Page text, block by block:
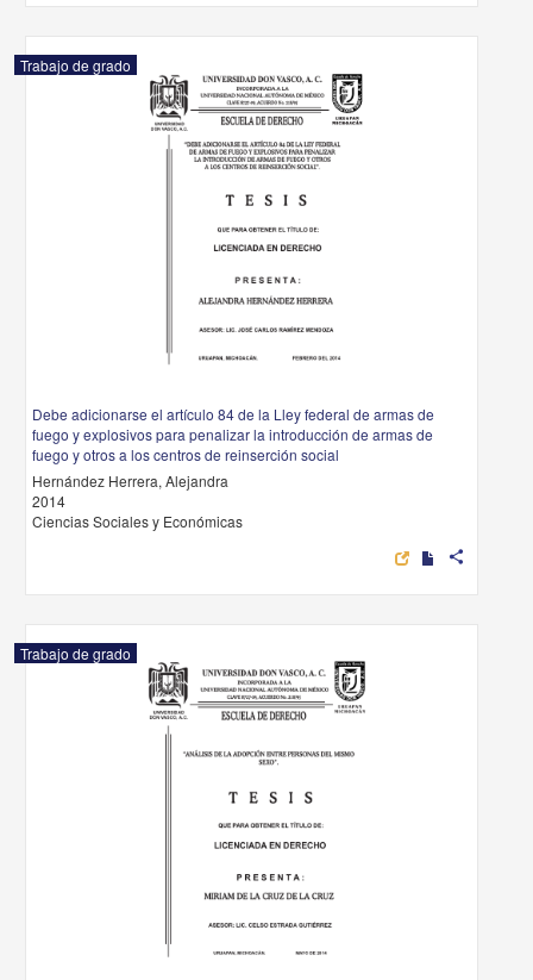
Trabajo de grado
Debe adicionarse el artículo 84 de la Lley federal de armas de
fuego y explosivos para penalizar la introducción de armas de
fuego y otros a los centros de reinserción social
Hernández Herrera, Alejandra
2014
Ciencias Sociales y Económicas
share
Trabajo de grado